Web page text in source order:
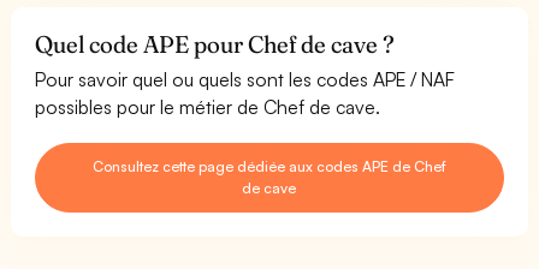
Quel code APE pour Chef de cave ?
Pour savoir quel ou quels sont les codes APE / NAF
possibles pour le métier de Chef de cave.
Consultez cette page dédiée aux codes APE de Chef
de cave